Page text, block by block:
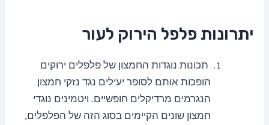
יתרונות פלפל הירוק לעור
תכונות נוגדות החמצון של פלפלים ירוקים
הופכות אותם לסופר יעילים נגד נזקי חמצון
הנגרמים מרדיקלים חופשיים. ויטמינים נוגדי
חמצון שונים הקיימים בסוג הזה של הפלפלים,